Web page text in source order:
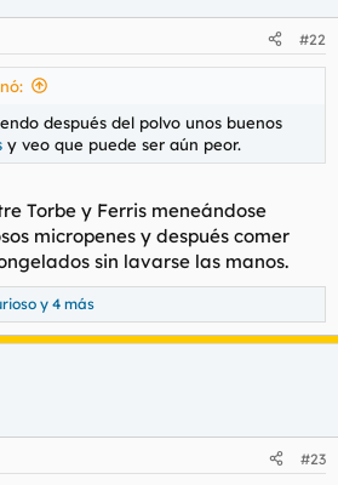
#22
después del polvo unos buenos
y veo que puede ser aún peor.
Torbe y Ferris meneándose
micropenes y después comer
sin lavarse las manos.
y 4 más
#23